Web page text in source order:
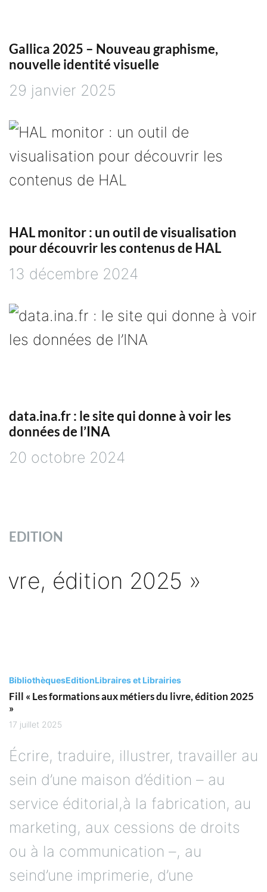
Gallica 2025 – Nouveau graphisme,
nouvelle identité visuelle
29 janvier 2025
HAL monitor : un outil de visualisation
pour découvrir les contenus de HAL
13 décembre 2024
data.ina.fr : le site qui donne à voir les
données de l’INA
20 octobre 2024
EDITION
BibliothèquesEditionLibraires et Librairies
Fill « Les formations aux métiers du livre, édition 2025
»
17 juillet 2025
Écrire, traduire, illustrer, travailler au
sein d’une maison d’édition – au
service éditorial,à la fabrication, au
marketing, aux cessions de droits
ou à la communication –, au
seind’une imprimerie, d’une